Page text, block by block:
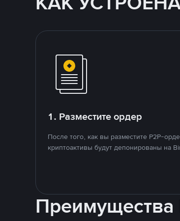
1. Разместите ордер
После того, как вы разместите P2P-
криптоактивы будут депонированы на